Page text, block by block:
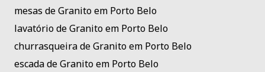
mesas de Granito em Porto Belo
lavatório de Granito em Porto Belo
churrasqueira de Granito em Porto Belo
escada de Granito em Porto Belo